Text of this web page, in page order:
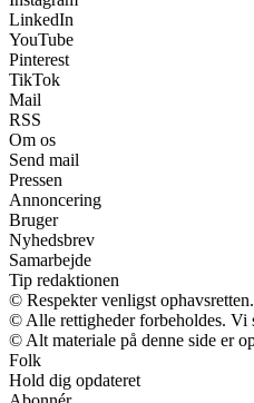
LinkedIn
YouTube
Pinterest
TikTok
Mail
RSS
Om os
Send mail
Pressen
Annoncering
Bruger
Nyhedsbrev
Samarbejde
Tip redaktionen
© Respekter venligst ophavsretten.
© Alle rettigheder forbeholdes. Vi
© Alt materiale på denne side er
Folk
Hold dig opdateret